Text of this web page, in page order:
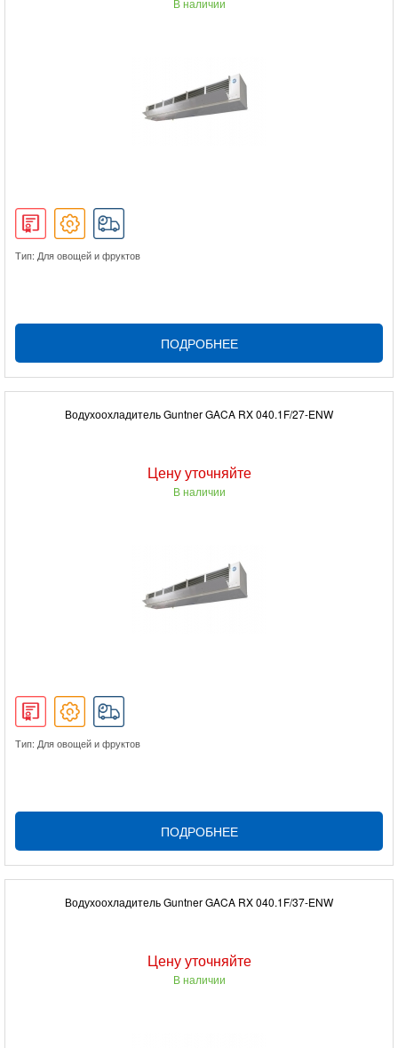
В наличии
Тип: Для овощей и фруктов
ПОДРОБНЕЕ
Водухоохладитель Guntner GACA RX 040.1F/27-ENW
Цену уточняйте
В наличии
Тип: Для овощей и фруктов
ПОДРОБНЕЕ
Водухоохладитель Guntner GACA RX 040.1F/37-ENW
Цену уточняйте
В наличии